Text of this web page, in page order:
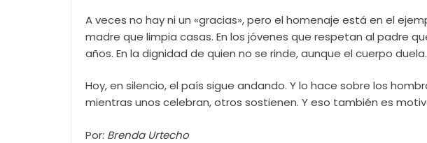
A veces no hay ni un «gracias», pero el homenaje está en el
madre que limpia casas. En los jóvenes que respetan al padre
años. En la dignidad de quien no se rinde, aunque el cuerpo duela.
Hoy, en silencio, el país sigue andando. Y lo hace sobre los
mientras unos celebran, otros sostienen. Y eso también es
Por: Brenda Urtecho